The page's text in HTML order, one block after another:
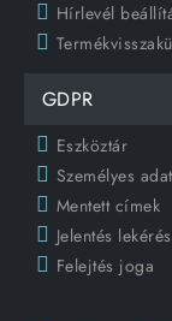
Hírlevél
GDPR
Eszköztár
Személyes
Mentett címek
Jelentés
Felejtés joga